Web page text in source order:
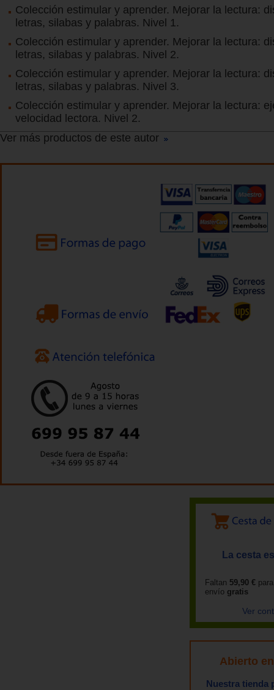
Colección estimular y aprender. Mejorar la lectura:
letras, silabas y palabras. Nivel 1.
Colección estimular y aprender. Mejorar la lectura:
letras, silabas y palabras. Nivel 2.
Colección estimular y aprender. Mejorar la lectura:
letras, silabas y palabras. Nivel 3.
Colección estimular y aprender. Mejorar la lectura:
velocidad lectora. Nivel 2.
Ver más productos de este autor
La cesta
Faltan 59,90 €
envío gratis
Ver
Abierto
Nuestra tienda